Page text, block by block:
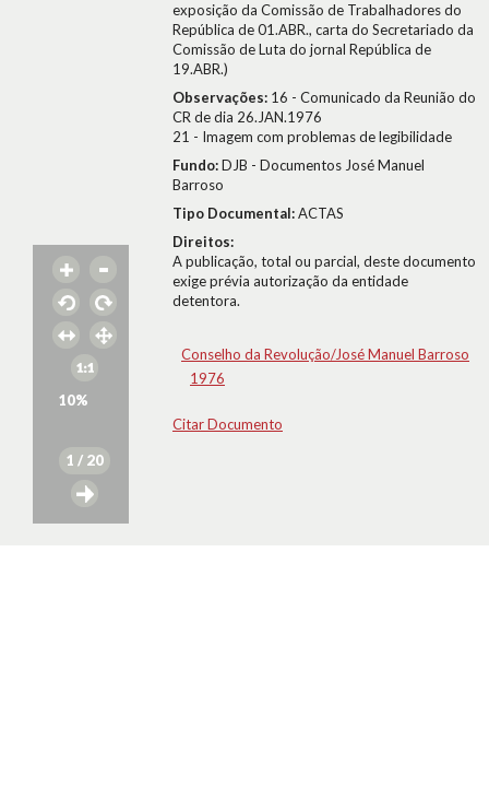
10%
1 / 20
exposição da Comissão de Trabalhadores do
República de 01.ABR., carta do Secretariado da
Comissão de Luta do jornal República de
19.ABR.)
Observações: 16 - Comunicado da Reunião do
CR de dia 26.JAN.1976
21 - Imagem com problemas de legibilidade
Fundo:DJB - Documentos José Manuel
Barroso
Tipo Documental:ACTAS
Direitos:
A publicação, total ou parcial, deste documento
exige prévia autorização da entidade
detentora.
Conselho da Revolução/José Manuel Barroso
1976
Citar Documento